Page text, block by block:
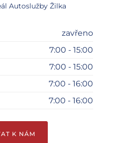
Autoslužby Žilka
zavřeno
7:00 - 15:00
7:00 - 15:00
7:00 - 16:00
7:00 - 16:00
K NÁM